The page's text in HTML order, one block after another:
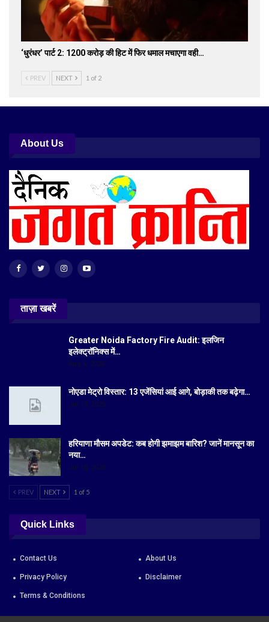
‘धुरंधर’ पार्ट 2: 1200 करोड़ की हिट में फिर धमाल मचाएगा वही…
PREV NEXT 1 of 2
About Us
ताज़ा खबरें
Greater Noida Factory Fire Audit: इलजिन
इलेक्ट्रॉनिक्स में…
Aug 6, 2026
नोएडा मेट्रो विस्तार: 13 एजेंसियां आई आगे, बोड़ाकी तक बढ़ेगा…
Jul 19, 2026
हरियाणा मौसम अपडेट: कब होगी झमाझम बारिश? जानें मानसून का
नया…
Jul 18, 2026
PREV NEXT 1 of 5
Quick Links
Contact Us About Us
Privacy Policy Disclaimer
Terms & Conditions